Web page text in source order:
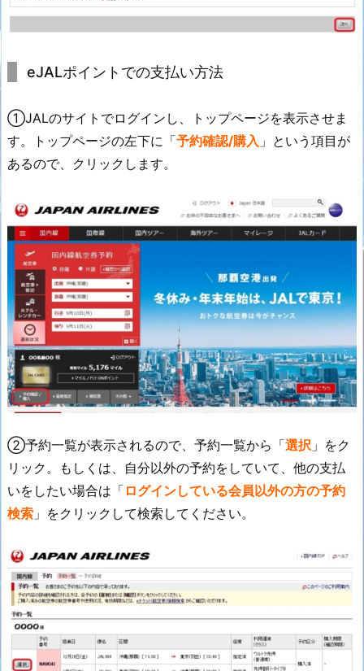
eJALポイントでの支払い方法
①JALのサイトでログインし、トップページを表示させま
す。トップページの左下に「予約確認/購入 」という項目が
あるので、クリックします。
②予約一覧が表示されるので、予約一覧から「選択 」をク
リック。もしくは、自分以外の予約をしていて、他の支払
いをしたい場合は「 ログインしている会員以外の方の予約
検索 」をクリックして検索してください。